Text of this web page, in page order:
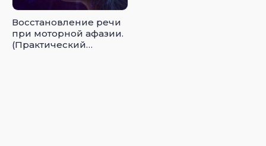
Восстановление речи
при моторной афазии.
(Практический